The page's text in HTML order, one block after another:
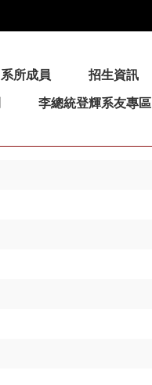
系所成員 招生資訊
李總統登輝系友專區